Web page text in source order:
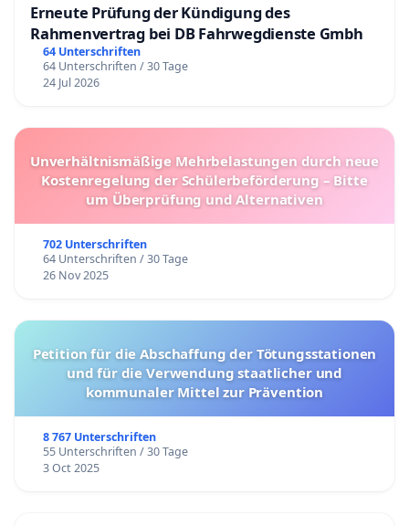
Erneute Prüfung der Kündigung des
Rahmenvertrag bei DB Fahrwegdienste Gmbh
64 Unterschriften
64 Unterschriften / 30 Tage
24 Jul 2026
Unverhältnismäßige Mehrbelastungen durch neue
Kostenregelung der Schülerbeförderung – Bitte
um Überprüfung und Alternativen
702 Unterschriften
64 Unterschriften / 30 Tage
26 Nov 2025
Petition für die Abschaffung der Tötungsstationen
und für die Verwendung staatlicher und
kommunaler Mittel zur Prävention
8 767 Unterschriften
55 Unterschriften / 30 Tage
3 Oct 2025